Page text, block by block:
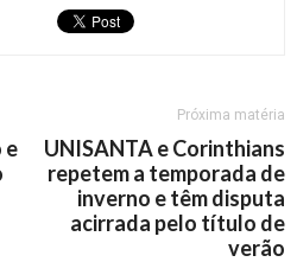
e
Próxima matéria
UNISANTA e Corinthians
repetem a temporada de
inverno e têm disputa
acirrada pelo título de
verão